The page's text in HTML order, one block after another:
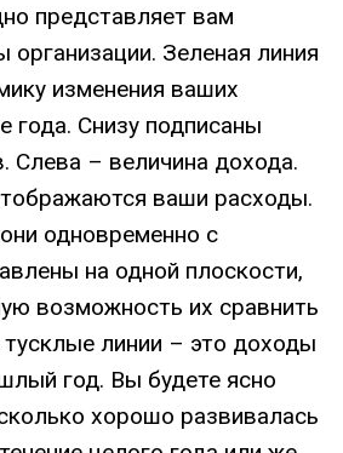
представляет вам
Зеленая линия
изменения ваших
года. Снизу подписаны
Слева – величина дохода.
ваши расходы.
одновременно с
на одной плоскости,
возможность их сравнить
линии – это доходы
год. Вы будете ясно
хорошо развивалась